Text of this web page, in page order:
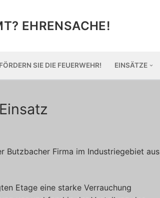
EHRENSACHE!
FÖRDERN SIE DIE FEUERWEHR! EINSÄTZE
Butzbacher Firma im Industriegebiet aus
Etage eine starke Verrauchung